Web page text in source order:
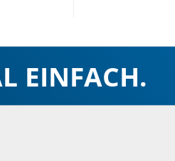
Artikel.
EINFACH.